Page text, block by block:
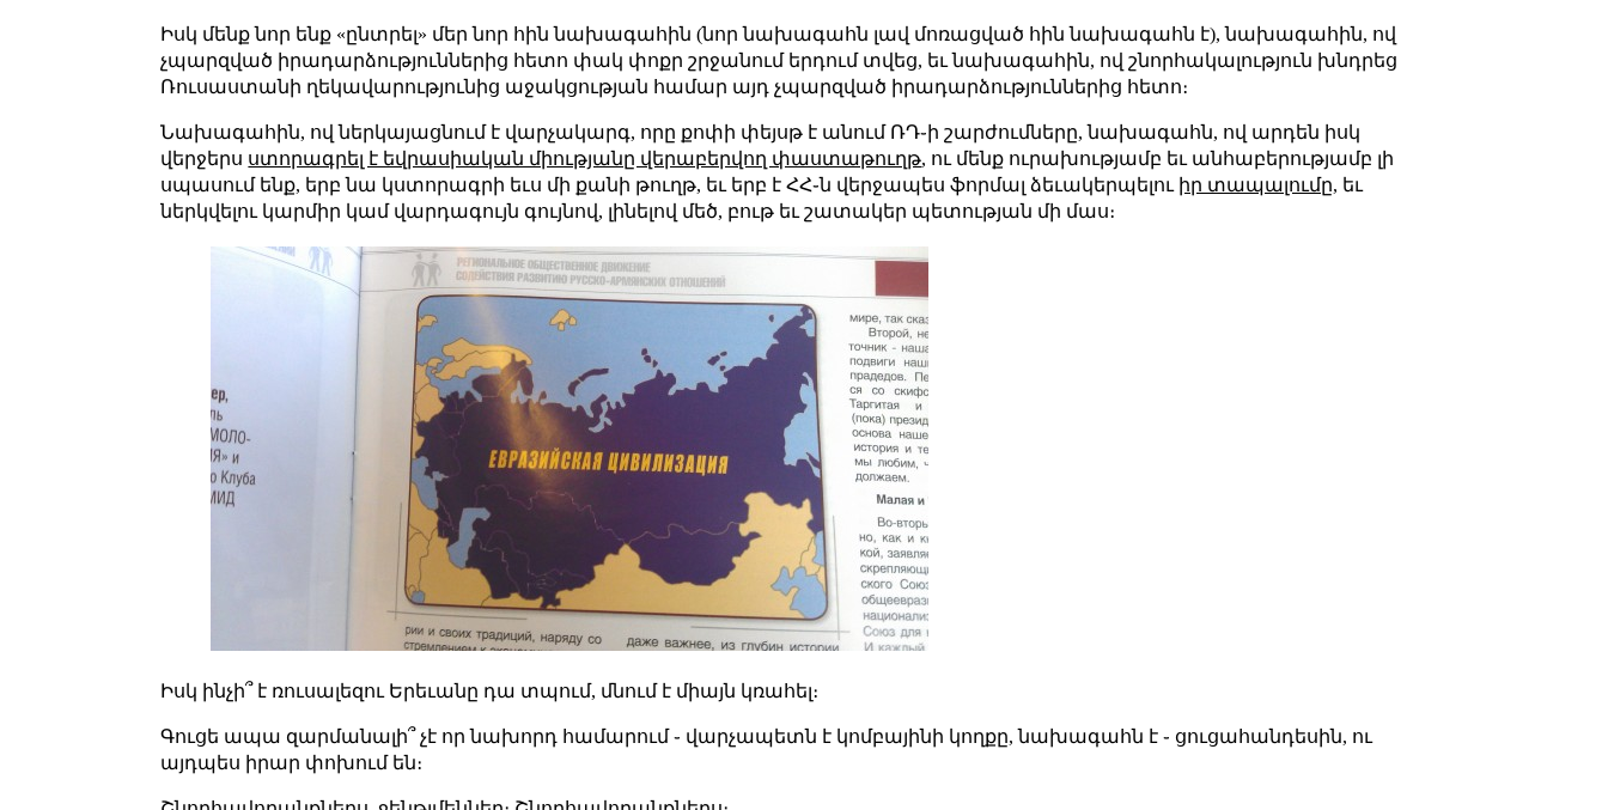
Իսկ մենք նոր ենք «ընտրել» մեր նոր հին նախագահին (նոր նախագահն լավ մոռացված հին նախագահն է), նախագահին, ով
չպարզված իրադարձություններից հետո փակ փոքր շրջանում երդում տվեց, եւ նախագահին, ով շնորհակալություն խնդրեց
Ռուսաստանի ղեկավարությունից աջակցության համար այդ չպարզված իրադարձություններից հետո։
Նախագահին, ով ներկայացնում է վարչակարգ, որը քոփի փեյսթ է անում ՌԴ֊ի շարժումները, նախագահն, ով արդեն իսկ
վերջերս ստորագրել է եվրասիական միությանը վերաբերվող փաստաթուղթ, ու մենք ուրախությամբ եւ անհաբերությամբ լի
սպասում ենք, երբ նա կստորագրի եւս մի քանի թուղթ, եւ երբ է ՀՀ֊ն վերջապես ֆորմալ ձեւակերպելու իր տապալումը, եւ
ներկվելու կարմիր կամ վարդագույն գույնով, լինելով մեծ, բութ եւ շատակեր պետության մի մաս։
Իսկ ինչի՞ է ռուսալեզու Երեւանը դա տպում, մնում է միայն կռահել։
Գուցե ապա զարմանալի՞ չէ որ նախորդ համարում ֊ վարչապետն է կոմբայինի կողքը, նախագահն է ֊ ցուցահանդեսին, ու
այդպես իրար փոխում են։